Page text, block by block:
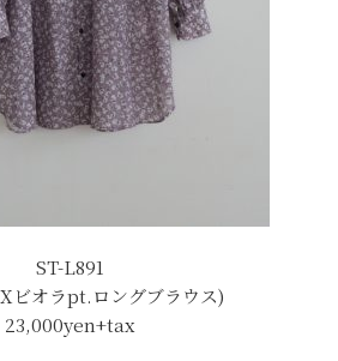
ST-L891
ビオラpt.ロングブラウス)
23,000yen+tax